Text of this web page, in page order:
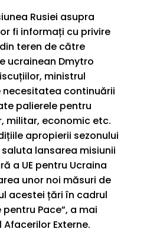
Rusiei asupra
fi informați cu privire
teren de către
ucrainean Dmytro
ministrul
necesitatea continuării
palierele pentru
militar, economic etc.
apropierii sezonului
lansarea misiunii
a UE pentru Ucraina
unor noi măsuri de
acestei țări în cadrul
Pace”, a mai
Externe.